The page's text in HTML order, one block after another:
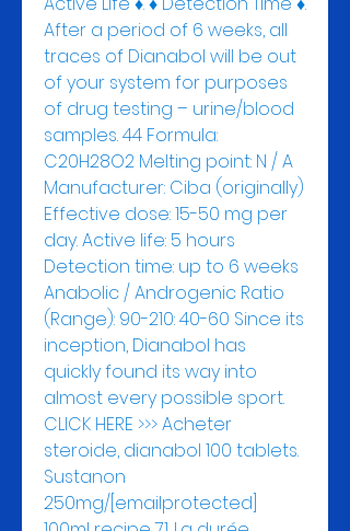
After a period of 6 weeks, all
traces of Dianabol will be out
of your system for purposes
of drug testing – urine/blood
samples. 44 Formula:
C20H28O2 Melting point: N / A
Manufacturer: Ciba (originally)
Effective dose: 15-50 mg per
day. Active life: 5 hours
Detection time: up to 6 weeks
Anabolic / Androgenic Ratio
(Range): 90-210: 40-60 Since its
inception, Dianabol has
quickly found its way into
almost every possible sport.
CLICK HERE >>> Acheter
steroide, dianabol 100 tablets.
Sustanon
250mg/[emailprotected]